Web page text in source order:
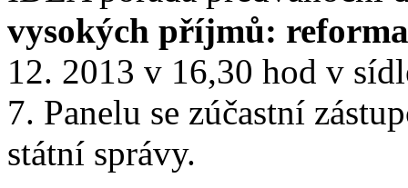
vysokých příjmů:
12. 2013 v 16,30 hod v
7. Panelu se zúčastní
státní správy.